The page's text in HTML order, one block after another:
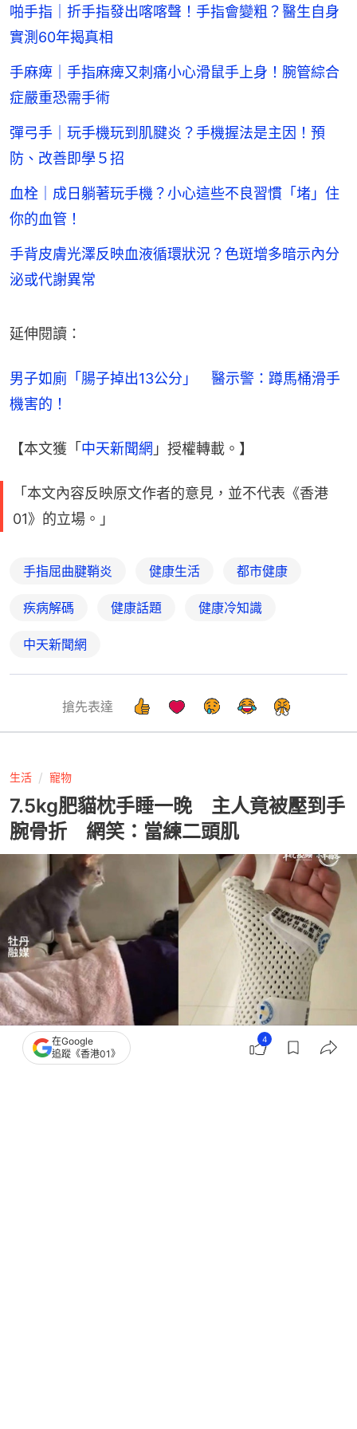
啪手指｜折手指發出喀喀聲！手指會變粗？醫生自身
實測60年揭真相
手麻痺｜手指麻痺又刺痛小心滑鼠手上身！腕管綜合
症嚴重恐需手術
彈弓手｜玩手機玩到肌腱炎？手機握法是主因！預
防、改善即學５招
血栓｜成日躺著玩手機？小心這些不良習慣「堵」住
你的血管！
手背皮膚光澤反映血液循環狀況？色斑增多暗示內分
泌或代謝異常
延伸閱讀：
男子如廁「腸子掉出13公分」　醫示警：蹲馬桶滑手
機害的！
【本文獲「 中天新聞網 」授權轉載。】
「本文內容反映原文作者的意見，並不代表《香港
01》的立場。」
手指屈曲腱鞘炎 健康生活 都市健康
疾病解碼 健康話題 健康冷知識
中天新聞網
搶先表達
生活 寵物
7.5kg肥貓枕手睡一晚 主人竟被壓到手
腕骨折 網笑：當練二頭肌
撰文：貓來了
在Google
追蹤《香港01》
4